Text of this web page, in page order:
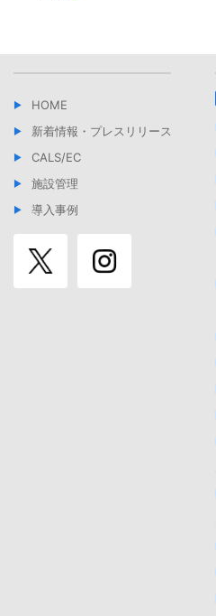
HOME
新着情報・プレスリリース
CALS/EC
施設管理
導入事例